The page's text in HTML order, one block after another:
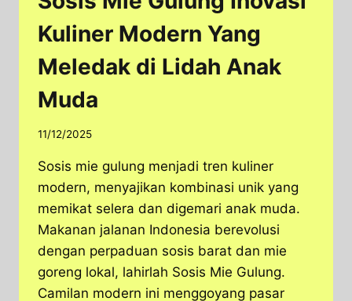
Kuliner Modern Yang
Meledak di Lidah Anak
Muda
11/12/2025
Sosis mie gulung menjadi tren kuliner
modern, menyajikan kombinasi unik yang
memikat selera dan digemari anak muda.
Makanan jalanan Indonesia berevolusi
dengan perpaduan sosis barat dan mie
goreng lokal, lahirlah Sosis Mie Gulung.
Camilan modern ini menggoyang pasar